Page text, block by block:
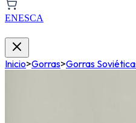
ENESCA
Inicio>Gorras>Gorras